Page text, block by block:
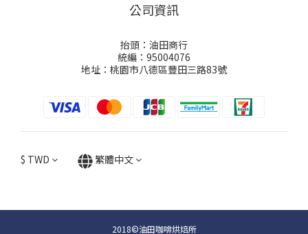
公司資訊
抬頭：油田商行
統編：95004076
地址：桃園市八德區豐田三路83號
$ TWD 繁體中文
2018©油田咖啡烘焙所